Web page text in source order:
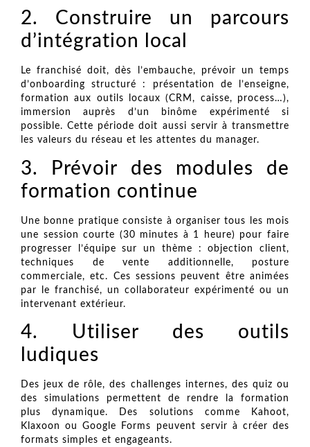
2. Construire un parcours
d’intégration local
Le franchisé doit, dès l’embauche, prévoir un temps
d’onboarding structuré : présentation de l’enseigne,
formation aux outils locaux (CRM, caisse, process…),
immersion auprès d’un binôme expérimenté si
possible. Cette période doit aussi servir à transmettre
les valeurs du réseau et les attentes du manager.
3. Prévoir des modules de
formation continue
Une bonne pratique consiste à organiser tous les mois
une session courte (30 minutes à 1 heure) pour faire
progresser l’équipe sur un thème : objection client,
techniques de vente additionnelle, posture
commerciale, etc. Ces sessions peuvent être animées
par le franchisé, un collaborateur expérimenté ou un
intervenant extérieur.
4. Utiliser des outils
ludiques
Des jeux de rôle, des challenges internes, des quiz ou
des simulations permettent de rendre la formation
plus dynamique. Des solutions comme Kahoot,
Klaxoon ou Google Forms peuvent servir à créer des
formats simples et engageants.